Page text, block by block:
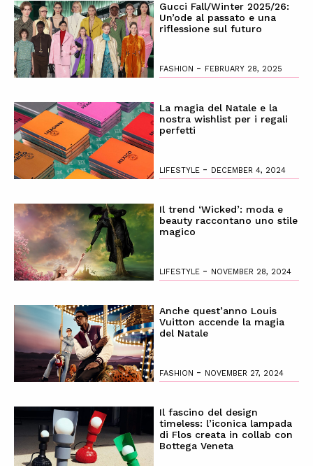
Gucci Fall/Winter 2025/26:
Un’ode al passato e una
riflessione sul futuro
FASHION - FEBRUARY 28, 2025
La magia del Natale e la
nostra wishlist per i regali
perfetti
LIFESTYLE - DECEMBER 4, 2024
Il trend ‘Wicked’: moda e
beauty raccontano uno stile
magico
LIFESTYLE - NOVEMBER 28, 2024
Anche quest’anno Louis
Vuitton accende la magia
del Natale
FASHION - NOVEMBER 27, 2024
Il fascino del design
timeless: l’iconica lampada
di Flos creata in collab con
Bottega Veneta